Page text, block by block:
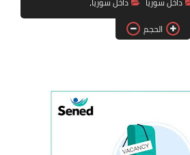
فرص عمل في العراق
فرص عمل في اليمن
الحجم